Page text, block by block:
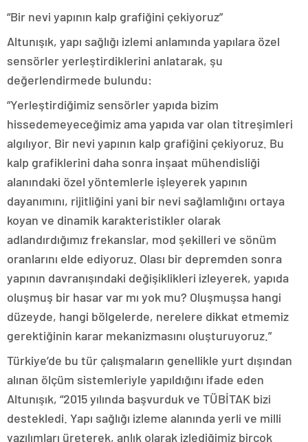
“Bir nevi yapının kalp grafiğini çekiyoruz”
Altunışık, yapı sağlığı izlemi anlamında yapılara özel
sensörler yerleştirdiklerini anlatarak, şu
değerlendirmede bulundu:
“Yerleştirdiğimiz sensörler yapıda bizim
hissedemeyeceğimiz ama yapıda var olan titreşimleri
algılıyor. Bir nevi yapının kalp grafiğini çekiyoruz. Bu
kalp grafiklerini daha sonra inşaat mühendisliği
alanındaki özel yöntemlerle işleyerek yapının
dayanımını, rijitliğini yani bir nevi sağlamlığını ortaya
koyan ve dinamik karakteristikler olarak
adlandırdığımız frekanslar, mod şekilleri ve sönüm
oranlarını elde ediyoruz. Olası bir depremden sonra
yapının davranışındaki değişiklikleri izleyerek, yapıda
oluşmuş bir hasar var mı yok mu? Oluşmuşsa hangi
düzeyde, hangi bölgelerde, nerelere dikkat etmemiz
gerektiğinin karar mekanizmasını oluşturuyoruz.”
Türkiye’de bu tür çalışmaların genellikle yurt dışından
alınan ölçüm sistemleriyle yapıldığını ifade eden
Altunışık, “2015 yılında başvurduk ve TÜBİTAK bizi
destekledi. Yapı sağlığı izleme alanında yerli ve milli
yazılımları üreterek, anlık olarak izlediğimiz birçok